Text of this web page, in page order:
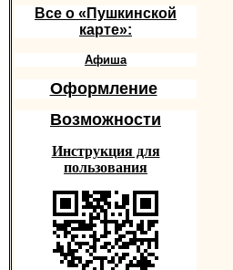
Все о «Пушкинской
карте»:
Афиша
Оформление
Возможности
Инструкция для
пользования